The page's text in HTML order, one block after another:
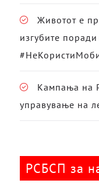
Животот е
изгубите
Кампања на
управување на
РСБСП за